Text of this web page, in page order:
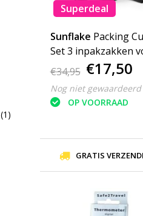
(1)
Superdeal
Sunflake Packing
Set 3 inpakzakken voor
backpack of koffer
€34,95 €17,50
Nog niet gewaardeerd
OP VOORRAAD
GRATIS